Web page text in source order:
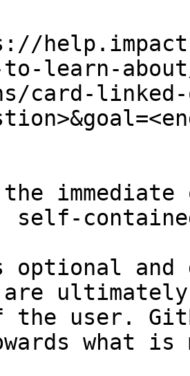
learn-
card-
self-
and
are
the user.
what